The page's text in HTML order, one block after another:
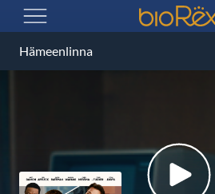
ÖPPNA MENYN
BioRex